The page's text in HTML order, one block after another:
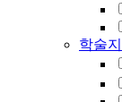
학술